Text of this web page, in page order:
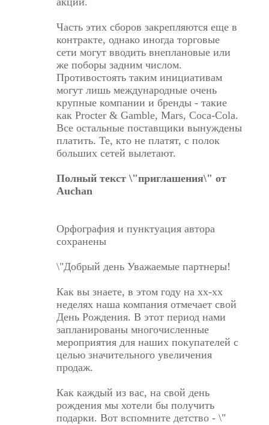
Часть этих сборов закрепляются еще в
контракте, однако иногда торговые
сети могут вводить внеплановые или
же поборы задним числом.
Противостоять таким инициативам
могут лишь международные очень
крупные компании и бренды - такие
как Procter & Gamble, Mars, Coca-Cola.
Все остальные поставщики вынуждены
платить. Те, кто не платят, с полок
больших сетей вылетают.
Полный текст \"приглашения\" от
Auchan
Орфография и пунктуация автора
сохранены
\"Добрый день Уважаемые партнеры!
Как вы знаете, в этом году на xx-xx
неделях наша компания отмечает свой
День Рождения. В этот период нами
запланированы многочисленные
мероприятия для наших покупателей с
целью значительного увеличения
продаж.
Как каждый из вас, на свой день
рождения мы хотели бы получить
подарки. Вот вспомните детство - \"